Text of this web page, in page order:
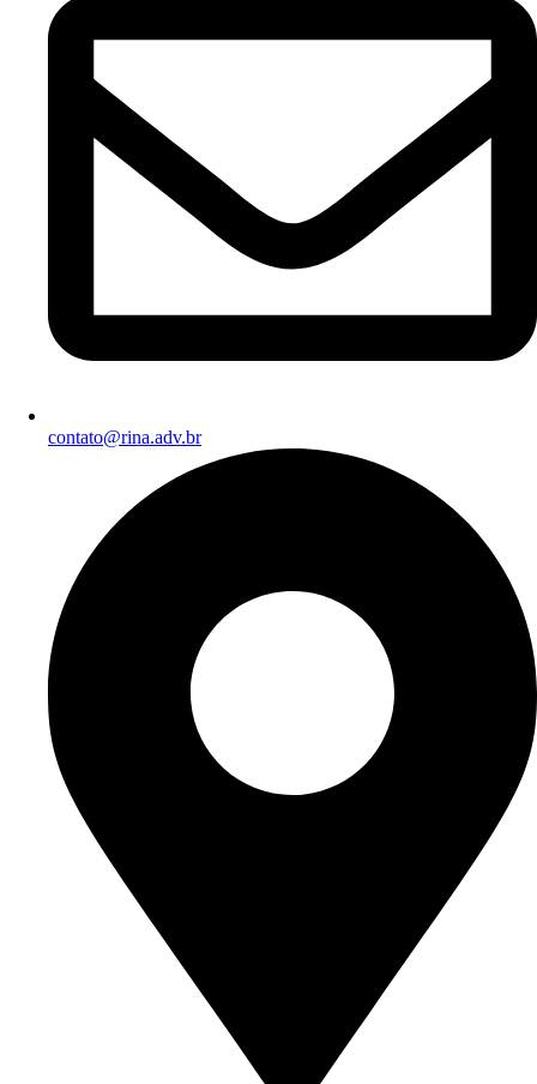
contato@rina.adv.br